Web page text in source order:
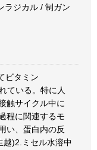
ラジカル / 制ガン
ビタミン
ている。特に人
触サイクル中に
程に関連するモ
い、蛋白内の反
越)2.ミセル水溶中